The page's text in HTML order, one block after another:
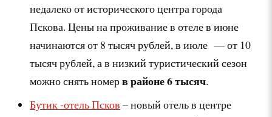
недалеко от исторического центра города
Пскова. Цены на проживание в отеле в июне
начинаются от 8 тысяч рублей, в июле — от 10
тысяч рублей, а в низкий туристический сезон
можно снять номерв районе 6 тысяч.
Бутик -отель Псков – новый отель в центре